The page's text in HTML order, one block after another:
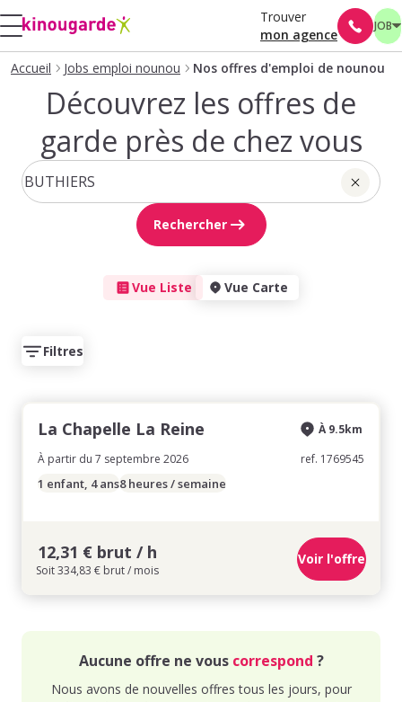
Trouver
mon agence
JOB
Accueil Jobs emploi nounou Nos offres d'emploi de nounou
Découvrez les offres de
garde près de chez vous
Rechercher
Vue Liste Vue Carte
Filtres
La Chapelle La Reine
À partir du 7 septembre 2026
À 9.5km
ref. 1769545
1 enfant, 4 ans8 heures / semaine
12,31 € brut / h
Soit 334,83 € brut / mois
Voir l'offre
Aucune offre ne vous correspond ?
Nous avons de nouvelles offres tous les jours, pour